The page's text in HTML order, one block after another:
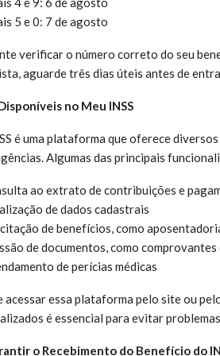
5 e 0: 7 de agosto
verificar o número correto do seu
aguarde três dias úteis antes de
no Meu INSS
é uma plataforma que oferece
Algumas das principais
ao extrato de contribuições e
de dados cadastrais
de benefícios, como
de documentos, como
de perícias médicas
acessar essa plataforma pelo site ou
é essencial para evitar
o Recebimento do Benefício do